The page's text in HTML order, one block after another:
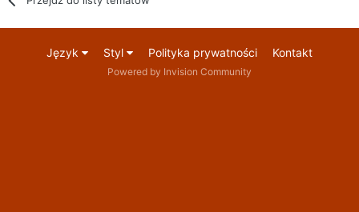
Język Styl Polityka prywatności Kontakt
Powered by Invision Community